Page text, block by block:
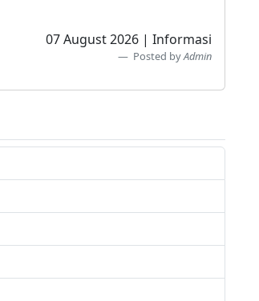
07 August 2026 | Informasi
Posted byAdmin